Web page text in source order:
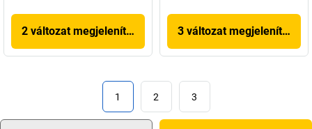
2 változat megjelenítése 3 változat megjelenítése
1 2 3